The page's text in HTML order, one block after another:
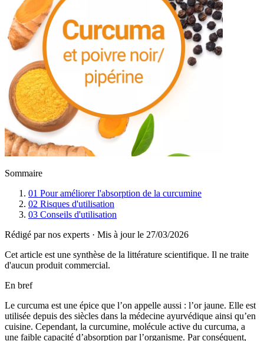
Sommaire
01 Pour améliorer l'absorption de la curcumine
02 Risques d'utilisation
03 Conseils d'utilisation
Rédigé par nos experts · Mis à jour le 27/03/2026
Cet article est une synthèse de la littérature scientifique. Il ne traite
d'aucun produit commercial.
En bref
Le curcuma est une épice que l’on appelle aussi : l’or jaune. Elle est
utilisée depuis des siècles dans la médecine ayurvédique ainsi qu’en
cuisine. Cependant, la curcumine, molécule active du curcuma, a
une faible capacité d’absorption par l’organisme. Par conséquent,